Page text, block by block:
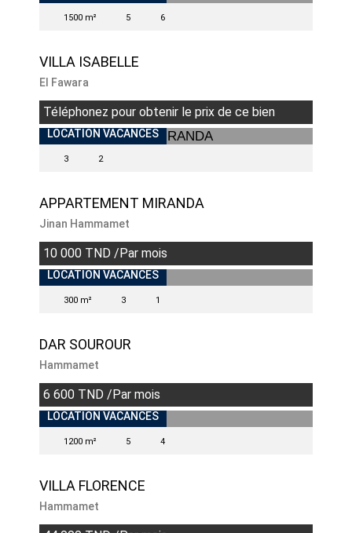
1500 m² 5 6
VILLA ISABELLE
El Fawara
Téléphonez pour obtenir le prix de ce bien
LOCATION VACANCES
3 2
APPARTEMENT MIRANDA
Jinan Hammamet
10 000 TND /Par mois
LOCATION VACANCES
300 m² 3 1
DAR SOUROUR
Hammamet
6 600 TND /Par mois
INDISPONIBLE
LOCATION VACANCES
1200 m² 5 4
VILLA FLORENCE
Hammamet